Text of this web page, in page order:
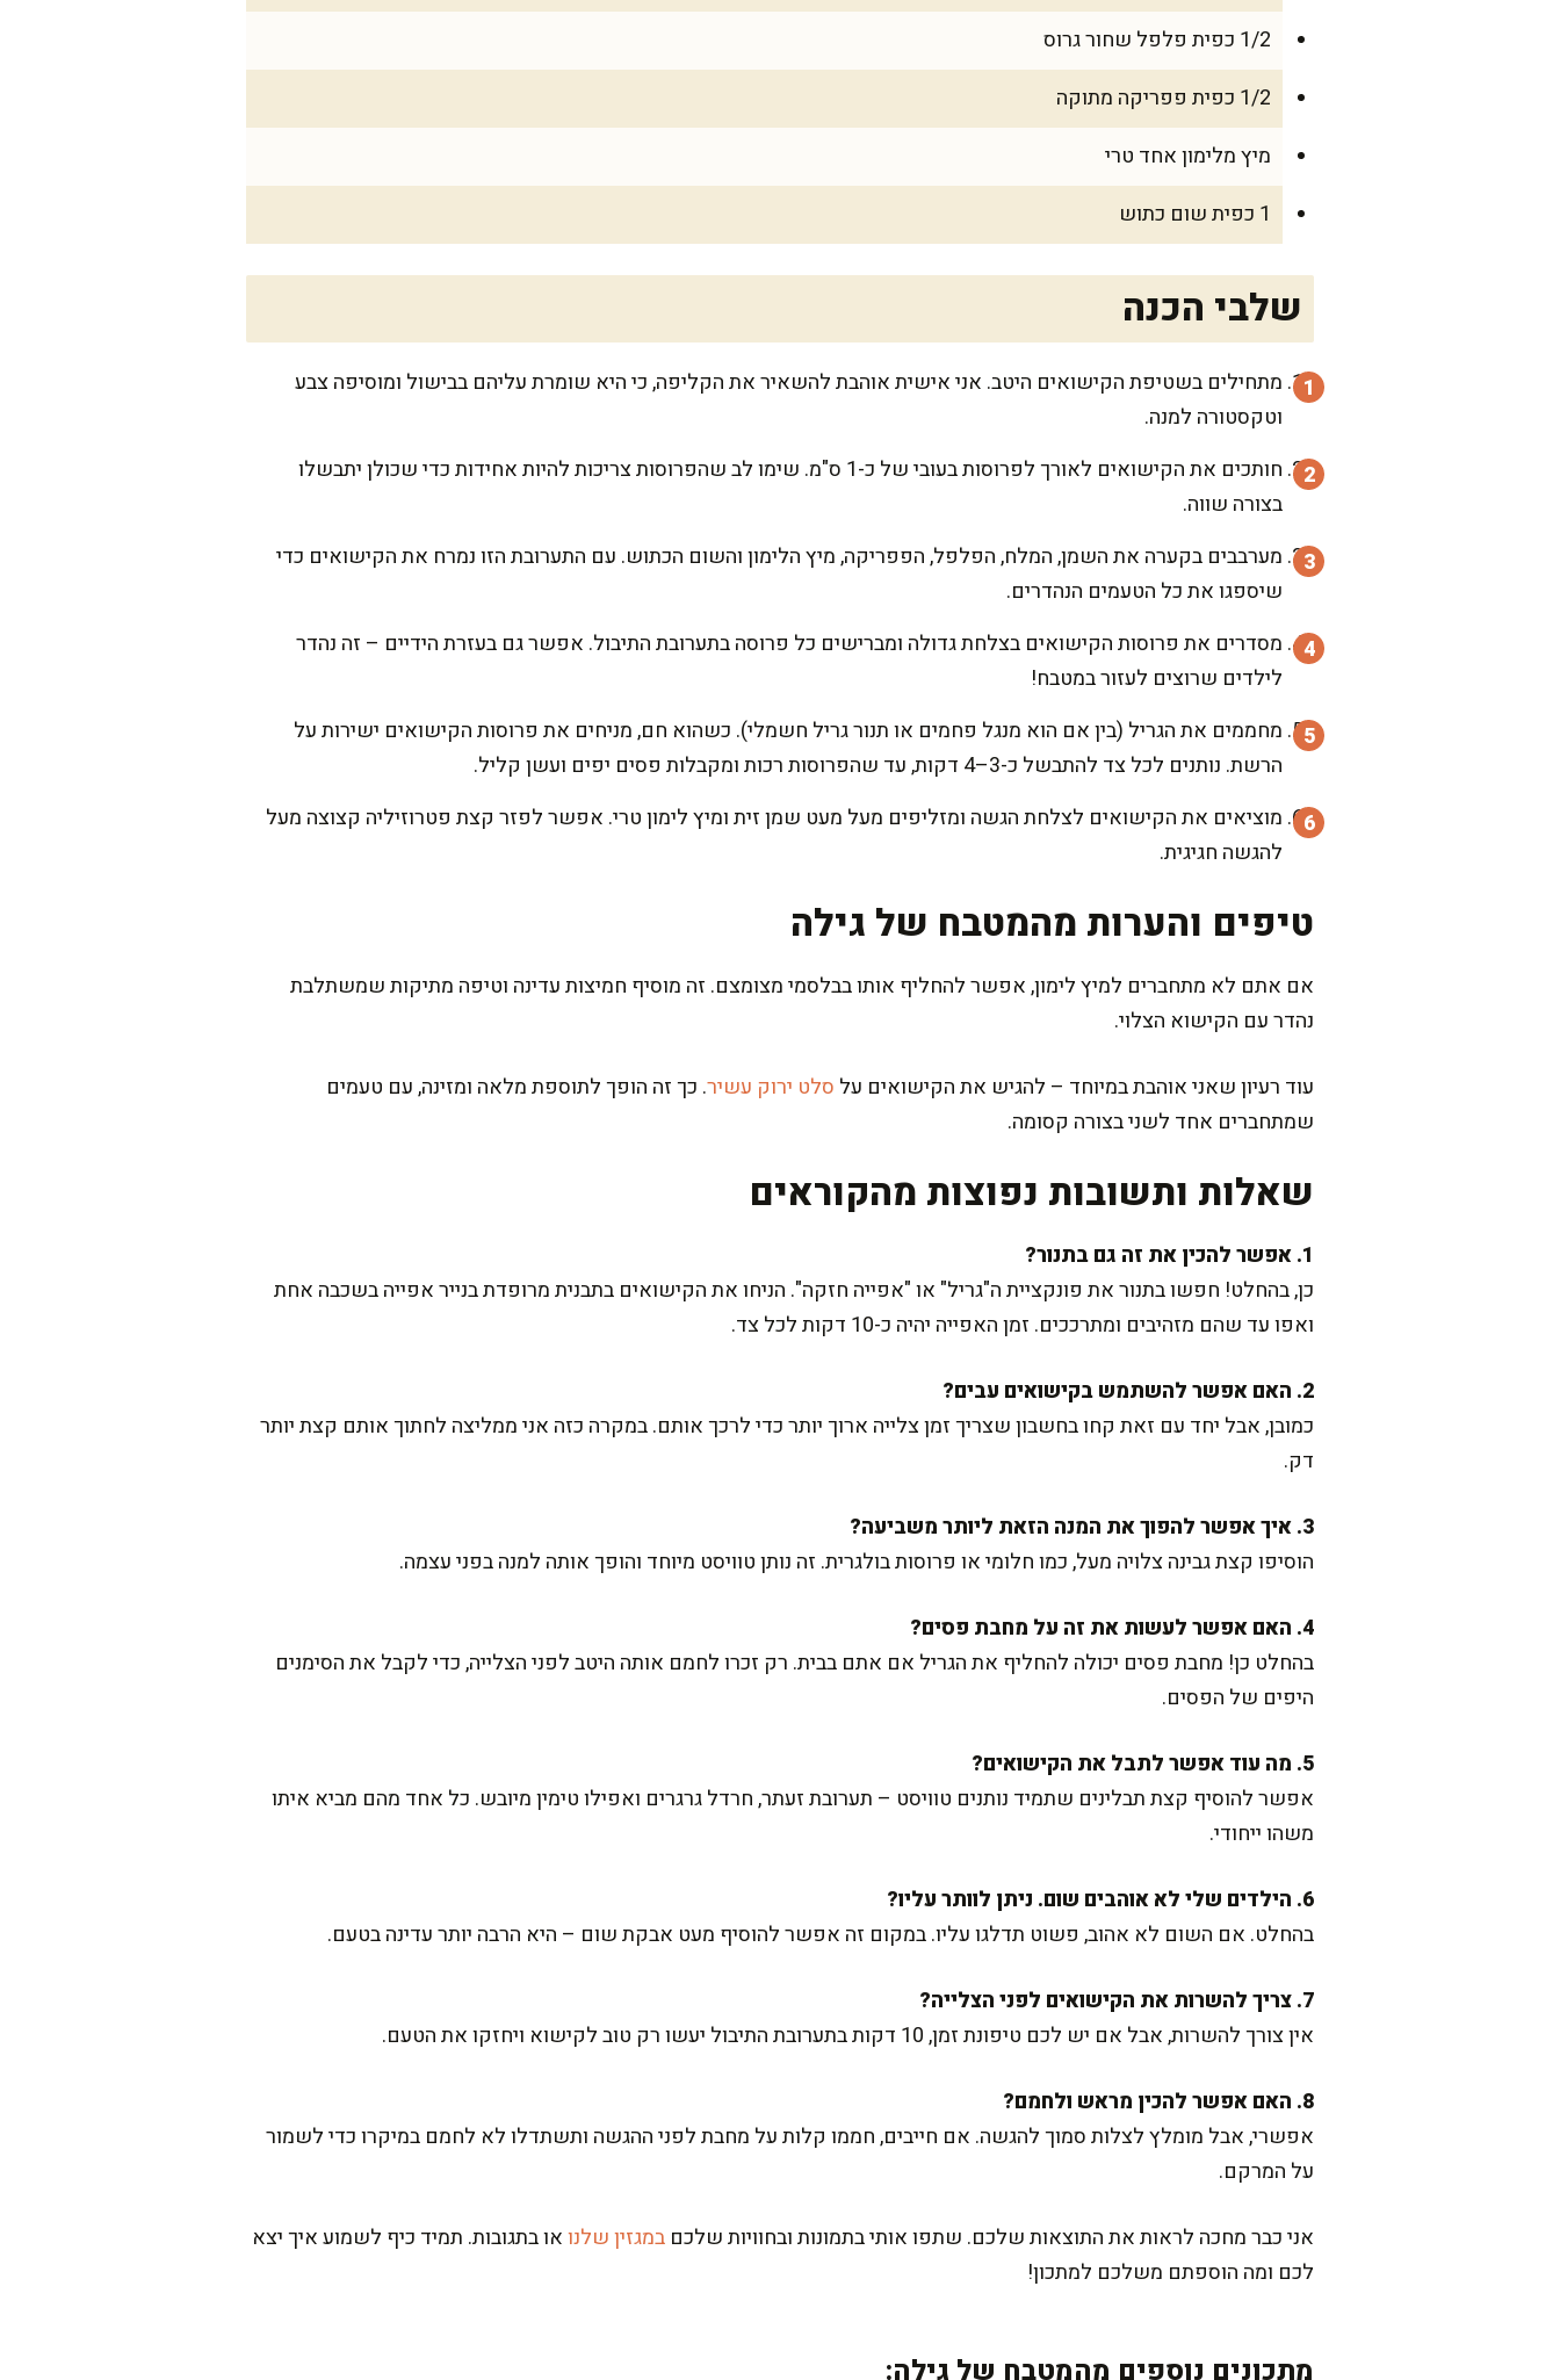
1/2 כפית פלפל שחור גרוס
1/2 כפית פפריקה מתוקה
מיץ מלימון אחד טרי
1 כפית שום כתוש
שלבי הכנה
מתחילים בשטיפת הקישואים היטב. אני אישית אוהבת להשאיר את הקליפה, כי היא שומרת עליהם בבישול ומוסיפה צבע
וטקסטורה למנה.
חותכים את הקישואים לאורך לפרוסות בעובי של כ-1 ס"מ. שימו לב שהפרוסות צריכות להיות אחידות כדי שכולן יתבשלו
בצורה שווה.
מערבבים בקערה את השמן, המלח, הפלפל, הפפריקה, מיץ הלימון והשום הכתוש. עם התערובת הזו נמרח את הקישואים כדי
שיספגו את כל הטעמים הנהדרים.
מסדרים את פרוסות הקישואים בצלחת גדולה ומברישים כל פרוסה בתערובת התיבול. אפשר גם בעזרת הידיים – זה נהדר
לילדים שרוצים לעזור במטבח!
מחממים את הגריל (בין אם הוא מנגל פחמים או תנור גריל חשמלי). כשהוא חם, מניחים את פרוסות הקישואים ישירות על
הרשת. נותנים לכל צד להתבשל כ-3–4 דקות, עד שהפרוסות רכות ומקבלות פסים יפים ועשן קליל.
מוציאים את הקישואים לצלחת הגשה ומזליפים מעל מעט שמן זית ומיץ לימון טרי. אפשר לפזר קצת פטרוזיליה קצוצה מעל
להגשה חגיגית.
טיפים והערות מהמטבח של גילה
אם אתם לא מתחברים למיץ לימון, אפשר להחליף אותו בבלסמי מצומצם. זה מוסיף חמיצות עדינה וטיפה מתיקות שמשתלבת
נהדר עם הקישוא הצלוי.
עוד רעיון שאני אוהבת במיוחד – להגיש את הקישואים על סלט ירוק עשיר. כך זה הופך לתוספת מלאה ומזינה, עם טעמים
שמתחברים אחד לשני בצורה קסומה.
שאלות ותשובות נפוצות מהקוראים
1. אפשר להכין את זה גם בתנור?
כן, בהחלט! חפשו בתנור את פונקציית ה"גריל" או "אפייה חזקה". הניחו את הקישואים בתבנית מרופדת בנייר אפייה בשכבה אחת
ואפו עד שהם מזהיבים ומתרככים. זמן האפייה יהיה כ-10 דקות לכל צד.
2. האם אפשר להשתמש בקישואים עבים?
כמובן, אבל יחד עם זאת קחו בחשבון שצריך זמן צלייה ארוך יותר כדי לרכך אותם. במקרה כזה אני ממליצה לחתוך אותם קצת יותר
דק.
3. איך אפשר להפוך את המנה הזאת ליותר משביעה?
הוסיפו קצת גבינה צלויה מעל, כמו חלומי או פרוסות בולגרית. זה נותן טוויסט מיוחד והופך אותה למנה בפני עצמה.
4. האם אפשר לעשות את זה על מחבת פסים?
בהחלט כן! מחבת פסים יכולה להחליף את הגריל אם אתם בבית. רק זכרו לחמם אותה היטב לפני הצלייה, כדי לקבל את הסימנים
היפים של הפסים.
5. מה עוד אפשר לתבל את הקישואים?
אפשר להוסיף קצת תבלינים שתמיד נותנים טוויסט – תערובת זעתר, חרדל גרגרים ואפילו טימין מיובש. כל אחד מהם מביא איתו
משהו ייחודי.
6. הילדים שלי לא אוהבים שום. ניתן לוותר עליו?
בהחלט. אם השום לא אהוב, פשוט תדלגו עליו. במקום זה אפשר להוסיף מעט אבקת שום – היא הרבה יותר עדינה בטעם.
7. צריך להשרות את הקישואים לפני הצלייה?
אין צורך להשרות, אבל אם יש לכם טיפונת זמן, 10 דקות בתערובת התיבול יעשו רק טוב לקישוא ויחזקו את הטעם.
8. האם אפשר להכין מראש ולחמם?
אפשרי, אבל מומלץ לצלות סמוך להגשה. אם חייבים, חממו קלות על מחבת לפני ההגשה ותשתדלו לא לחמם במיקרו כדי לשמור
על המרקם.
אני כבר מחכה לראות את התוצאות שלכם. שתפו אותי בתמונות ובחוויות שלכם במגזין שלנואו בתגובות. תמיד כיף לשמוע איך יצא
לכם ומה הוספתם משלכם למתכון!
מתכונים נוספים מהמטבח של גילה: